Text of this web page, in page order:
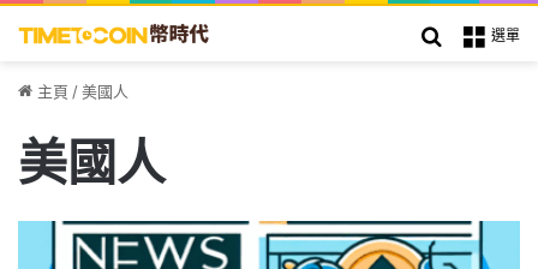
選單
搜索
主頁 /美國人
美國人